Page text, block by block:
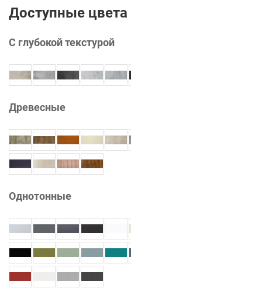
Доступные цвета
С глубокой текстурой
Древесные
Однотонные